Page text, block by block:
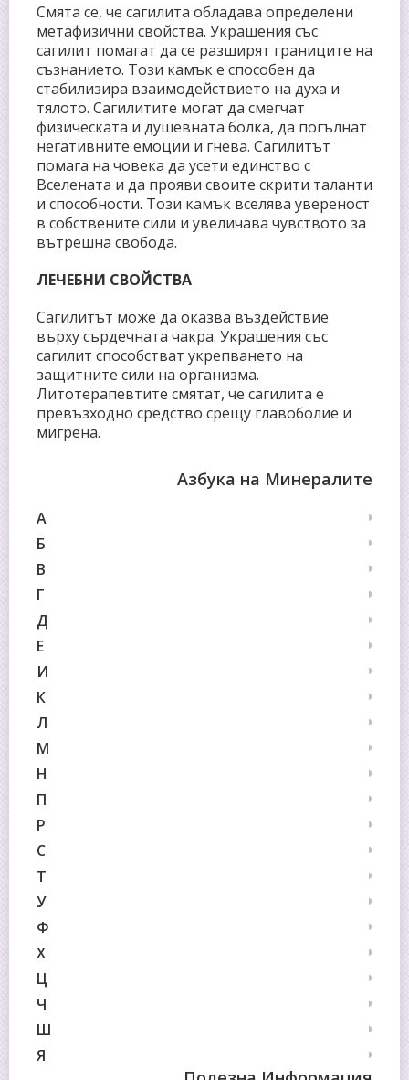
Смята се, че сагилита обладава определени
метафизични свойства. Украшения със
сагилит помагат да се разширят границите на
съзнанието. Този камък е способен да
стабилизира взаимодействието на духа и
тялото. Сагилитите могат да смегчат
физическата и душевната болка, да погълнат
негативните емоции и гнева. Сагилитът
помага на човека да усети единство с
Вселената и да прояви своите скрити таланти
и способности. Този камък вселява увереност
в собствените сили и увеличава чувството за
вътрешна свобода.
ЛЕЧЕБНИ СВОЙСТВА
Сагилитът може да оказва въздействие
върху сърдечната чакра. Украшения със
сагилит способстват укрепването на
защитните сили на организма.
Литотерапевтите смятат, че сагилита е
превъзходно средство срещу главоболие и
мигрена.
Азбука на Минералите
А
Б
В
Г
Д
Е
И
К
Л
М
Н
П
Р
С
Т
У
Ф
Х
Ц
Ч
Ш
Я